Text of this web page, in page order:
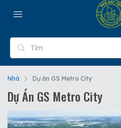
Nhà Dự án GS Metro City
Dự Án GS Metro City